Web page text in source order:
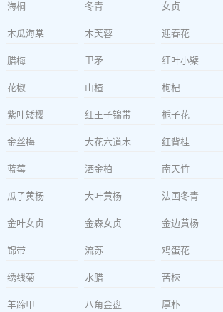
海桐 冬青 女贞
木瓜海棠 木芙蓉 迎春花
腊梅 卫矛 红叶小檗
花椒 山楂 枸杞
紫叶矮樱 红王子锦带 栀子花
金丝梅 大花六道木 红背桂
蓝莓 洒金柏 南天竹
瓜子黄杨 大叶黄杨 法国冬青
金叶女贞 金森女贞 金边黄杨
锦带 流苏 鸡蛋花
绣线菊 水腊 苦楝
羊蹄甲 八角金盘 厚朴